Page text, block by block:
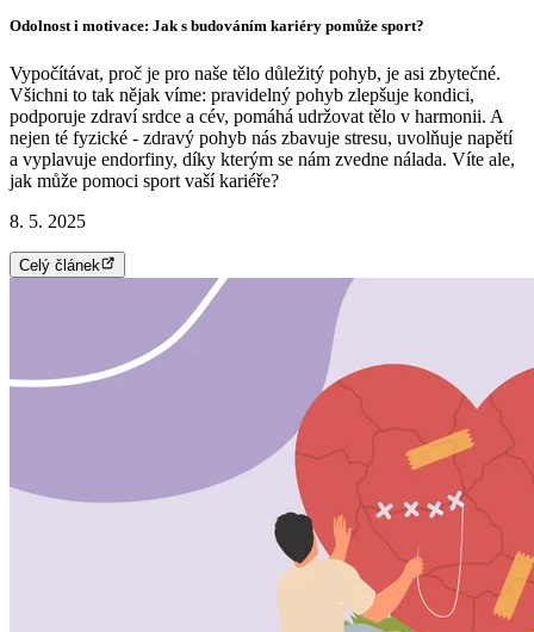
Odolnost i motivace: Jak s budováním kariéry pomůže sport?
Vypočítávat, proč je pro naše tělo důležitý pohyb, je asi zbytečné.
Všichni to tak nějak víme: pravidelný pohyb zlepšuje kondici,
podporuje zdraví srdce a cév, pomáhá udržovat tělo v harmonii. A
nejen té fyzické - zdravý pohyb nás zbavuje stresu, uvolňuje napětí
a vyplavuje endorfiny, díky kterým se nám zvedne nálada. Víte ale,
jak může pomoci sport vaší kariéře?
8. 5. 2025
Celý článek